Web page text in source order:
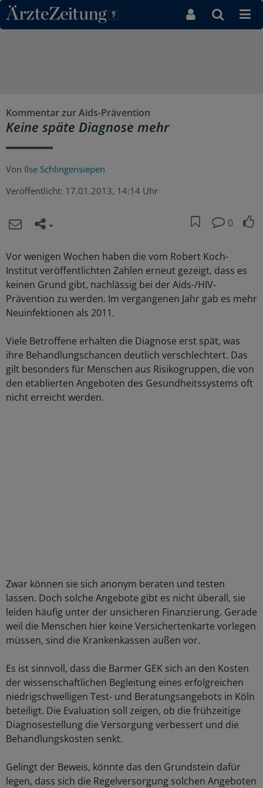
Direkt zum Inhaltsbereich
Kommentar zur Aids-Prävention
Keine späte Diagnose mehr
Von Ilse Schlingensiepen
Veröffentlicht: 17.01.2013, 14:14 Uhr
0
Vor wenigen Wochen haben die vom Robert Koch-
Institut veröffentlichten Zahlen erneut gezeigt, dass es
keinen Grund gibt, nachlässig bei der Aids-/HIV-
Prävention zu werden. Im vergangenen Jahr gab es mehr
Neuinfektionen als 2011.
Viele Betroffene erhalten die Diagnose erst spät, was
ihre Behandlungschancen deutlich verschlechtert. Das
gilt besonders für Menschen aus Risikogruppen, die von
den etablierten Angeboten des Gesundheitssystems oft
nicht erreicht werden.
Zwar können sie sich anonym beraten und testen
lassen. Doch solche Angebote gibt es nicht überall, sie
leiden häufig unter der unsicheren Finanzierung. Gerade
weil die Menschen hier keine Versichertenkarte vorlegen
müssen, sind die Krankenkassen außen vor.
Es ist sinnvoll, dass die Barmer GEK sich an den Kosten
der wissenschaftlichen Begleitung eines erfolgreichen
niedrigschwelligen Test- und Beratungsangebots in Köln
beteiligt. Die Evaluation soll zeigen, ob die frühzeitige
Diagnosestellung die Versorgung verbessert und die
Behandlungskosten senkt.
Gelingt der Beweis, könnte das den Grundstein dafür
legen, dass sich die Regelversorgung solchen Angeboten